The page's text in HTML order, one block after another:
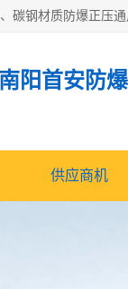
南阳首安防
供应商机